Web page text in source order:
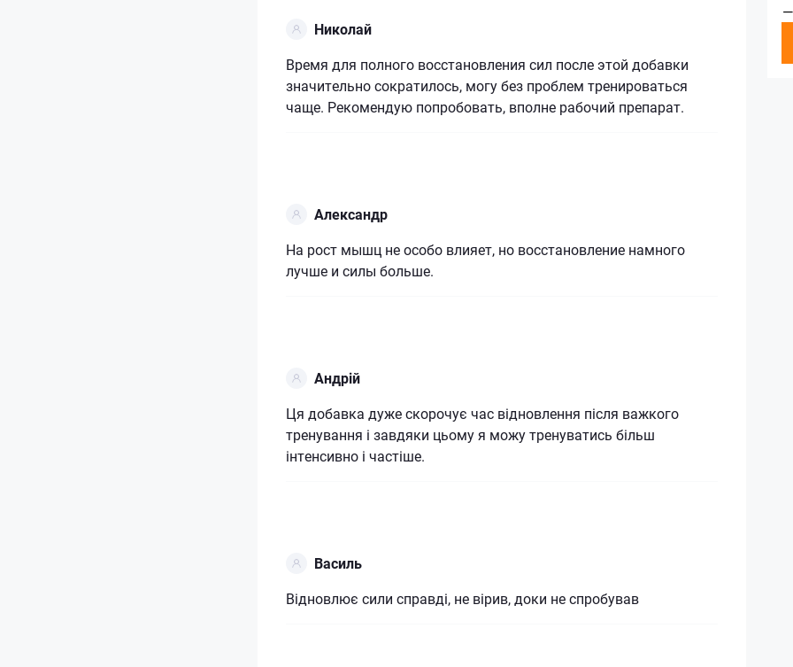
Николай
Время для полного восстановления сил после этой добавки
значительно сократилось, могу без проблем тренироваться
чаще. Рекомендую попробовать, вполне рабочий препарат.
Александр
На рост мышц не особо влияет, но восстановление намного
лучше и силы больше.
Андрій
Ця добавка дуже скорочує час відновлення після важкого
тренування і завдяки цьому я можу тренуватись більш
інтенсивно і частіше.
Василь
Відновлює сили справді, не вірив, доки не спробував